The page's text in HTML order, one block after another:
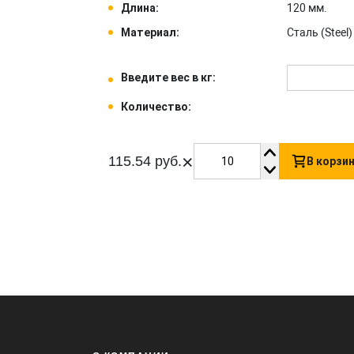
Длина:
120 мм.
Материал:
Сталь (Steel) .
Введите вес в кг:
Количество:
115.54 руб.× В